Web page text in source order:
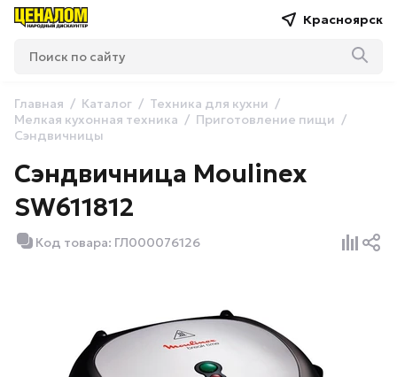
Красноярск
Главная Каталог
Техника для кухни
Мелкая кухонная техника
Приготовление пищи
Сэндвичницы
Сэндвичница Moulinex
SW611812
Код товара: ГЛ000076126